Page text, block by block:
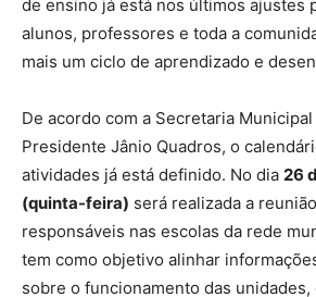
de ensino já está nos últimos ajustes
alunos, professores e toda a
mais um ciclo de aprendizado e
De acordo com a Secretaria
Presidente Jânio Quadros, o
atividades já está definido. No dia 26
(quinta-feira) será realizada a
responsáveis nas escolas da rede
tem como objetivo alinhar
sobre o funcionamento das